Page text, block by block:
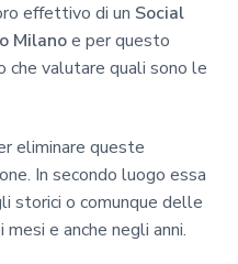
effettivo di un Social
Milanoe per questo
valutare quali sono le
eliminare queste
In secondo luogo essa
storici o comunque delle
e anche negli anni.